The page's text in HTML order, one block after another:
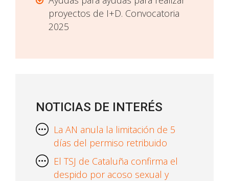
proyectos de I+D. Convocatoria
2025
NOTICIAS DE INTERÉS
La AN anula la limitación de 5
días del permiso retribuido
El TSJ de Cataluña confirma el
despido por acoso sexual y